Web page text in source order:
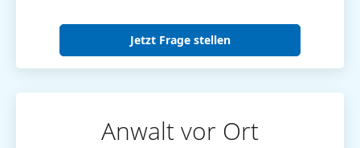
Jetzt Frage stellen
Anwalt vor Ort